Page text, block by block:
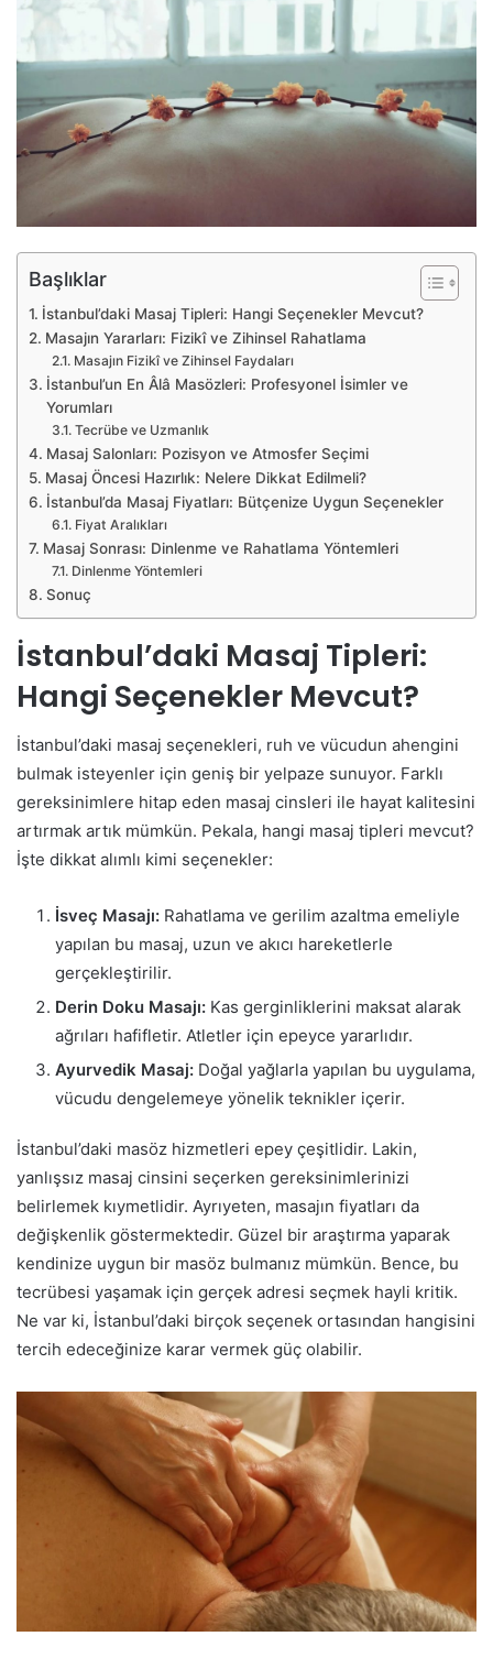
Başlıklar
İstanbul’daki Masaj Tipleri: Hangi Seçenekler Mevcut?
Masajın Yararları: Fizikî ve Zihinsel Rahatlama
Masajın Fizikî ve Zihinsel Faydaları
İstanbul’un En Âlâ Masözleri: Profesyonel İsimler ve
Yorumları
Tecrübe ve Uzmanlık
Masaj Salonları: Pozisyon ve Atmosfer Seçimi
Masaj Öncesi Hazırlık: Nelere Dikkat Edilmeli?
İstanbul’da Masaj Fiyatları: Bütçenize Uygun Seçenekler
Fiyat Aralıkları
Masaj Sonrası: Dinlenme ve Rahatlama Yöntemleri
Dinlenme Yöntemleri
Sonuç
İstanbul’daki Masaj Tipleri:
Hangi Seçenekler Mevcut?
İstanbul’daki masaj seçenekleri, ruh ve vücudun ahengini
bulmak isteyenler için geniş bir yelpaze sunuyor. Farklı
gereksinimlere hitap eden masaj cinsleri ile hayat kalitesini
artırmak artık mümkün. Pekala, hangi masaj tipleri mevcut?
İşte dikkat alımlı kimi seçenekler:
İsveç Masajı: Rahatlama ve gerilim azaltma emeliyle
yapılan bu masaj, uzun ve akıcı hareketlerle
gerçekleştirilir.
Derin Doku Masajı: Kas gerginliklerini maksat alarak
ağrıları hafifletir. Atletler için epeyce yararlıdır.
Ayurvedik Masaj: Doğal yağlarla yapılan bu uygulama,
vücudu dengelemeye yönelik teknikler içerir.
İstanbul’daki masöz hizmetleri epey çeşitlidir. Lakin,
yanlışsız masaj cinsini seçerken gereksinimlerinizi
belirlemek kıymetlidir. Ayrıyeten, masajın fiyatları da
değişkenlik göstermektedir. Güzel bir araştırma yaparak
kendinize uygun bir masöz bulmanız mümkün. Bence, bu
tecrübesi yaşamak için gerçek adresi seçmek hayli kritik.
Ne var ki, İstanbul’daki birçok seçenek ortasından hangisini
tercih edeceğinize karar vermek güç olabilir.